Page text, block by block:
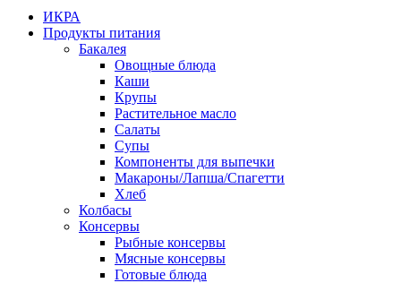
ИКРА
Продукты питания
Бакалея
Овощные блюда
Каши
Крупы
Растительное масло
Салаты
Супы
Компоненты для выпечки
Макароны/Лапша/Спагетти
Хлеб
Колбасы
Консервы
Рыбные консервы
Мясные консервы
Готовые блюда